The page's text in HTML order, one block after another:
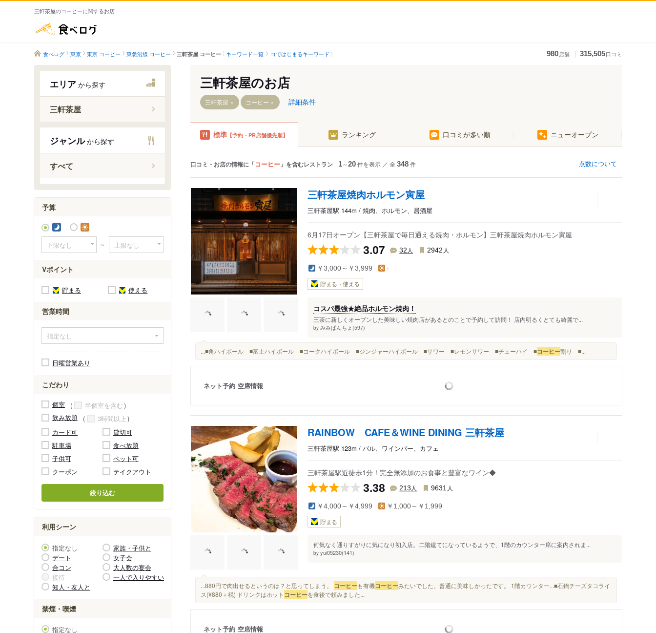
三軒茶屋のコーヒーに関するお店
食べログ 東京 東京 コーヒー 東急沿線 コーヒー 三軒茶屋 コーヒー キーワード一覧 コではじまるキーワード 980店舗 315,505口コミ
エリア から探す
三軒茶屋
三軒茶屋駅
ジャンルから探す
すべて
予算
～
Vポイント
貯まる 使える
営業時間
日曜営業あり
こだわり
個室
半個室を含む
飲み放題
3時間以上
カード可
貸切可
駐車場
食べ放題
子供可
ペット可
クーポン
テイクアウト
絞り込む
利用シーン
指定なし
家族・子供と
デート
女子会
合コン
大人数の宴会
接待
一人で入りやすい
知人・友人と
禁煙・喫煙
指定なし
三軒茶屋のお店
三軒茶屋 コーヒー 詳細条件
標準 【予約・PR店舗優先順】 ランキング 口コミが多い順 ニューオープン
口コミ・お店の情報に「コーヒー 」を含むレストラン 1～20件を表示 ／ 全 348件 点数について
三軒茶屋焼肉ホルモン寅屋
三軒茶屋駅 144m / 焼肉、ホルモン、居酒屋
6月17日オープン【三軒茶屋で毎日通える焼肉・ホルモン】三軒茶屋焼肉ホルモン寅屋
3.07 32 人 2942 人
￥3,000～￥3,999 -
貯まる・使える
コスパ最強★絶品ホルモン焼肉！
三茶に新しくオープンした美味しい焼肉店があるとのことで予約して訪問！ 店内明るくとても綺麗で...
by みみぱんちょ(597)
...■角ハイボール ■富士ハイボール ■コークハイボール ■ジンジャーハイボール ■サワー ■レモンサワー ■チューハイ ■コーヒー割り ■...
ネット予約 空席情報
RAINBOW CAFE＆WINE DINING 三軒茶屋
三軒茶屋駅 123m / バル、ワインバー、カフェ
三軒茶屋駅近徒歩1分！完全無添加のお食事と豊富なワイン◆
3.38 213 人 9631 人
￥4,000～￥4,999 ￥1,000～￥1,999
貯まる
何気なく通りすがりに気になり初入店。二階建てになっているようで、1階のカウンター席に案内されま...
by yui05230(141)
...880円で肉出せるというのは？と思ってしまう。 コーヒーも有機コーヒーみたいでした。普通に美味しかったです。 1階カウンター...■石鍋チーズタコライ
ス(¥880＋税) ドリンクはホット コーヒーを食後で頼みました...
ネット予約 空席情報